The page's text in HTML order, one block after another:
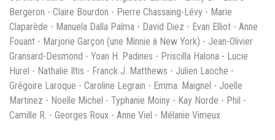
Bergeron - Claire Bourdon - Pierre Chassaing-Lévy - Marie
Claparède - Manuela Dalla Palma - David Diez - Evan Elliot - Anne
Fouant - Marjorie Garçon (une Minnie à New York) - Jean-Olivier
Gransard-Desmond - Yoan H. Padines - Priscilla Halona - Lucie
Hurel - Nathalie Iltis - Franck J. Matthews - Julien Laoche -
Grégoire Laroque - Caroline Legrain - Emma. Maignel - Joelle
Martinez - Noelle Michel - Typhanie Moiny - Kay Norde - Phil -
Camille R. - Georges Roux - Anne Viel - Mélanie Vimeux